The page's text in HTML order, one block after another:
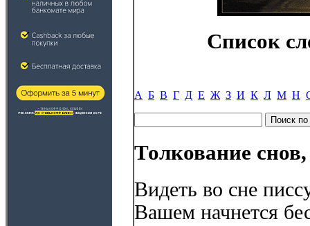
Список
А Б В Г Д Е Ж З И К Л М Н
Толкование
Видеть во сне
Вашем начнется